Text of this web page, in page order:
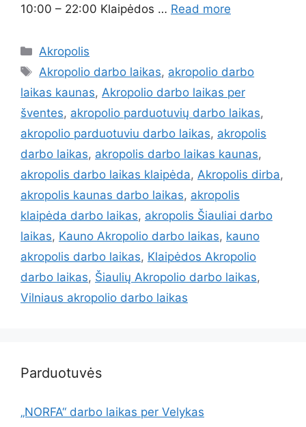
10:00 – 22:00 Klaipėdos … Read more
Akropolis
Akropolio darbo laikas, akropolio darbo
laikas kaunas, Akropolio darbo laikas per
šventes, akropolio parduotuvių darbo laikas,
akropolio parduotuviu darbo laikas, akropolis
darbo laikas, akropolis darbo laikas kaunas,
akropolis darbo laikas klaipėda, Akropolis dirba,
akropolis kaunas darbo laikas, akropolis
klaipėda darbo laikas, akropolis Šiauliai darbo
laikas, Kauno Akropolio darbo laikas, kauno
akropolis darbo laikas, Klaipėdos Akropolio
darbo laikas, Šiaulių Akropolio darbo laikas,
Vilniaus akropolio darbo laikas
Parduotuvės
„NORFA“ darbo laikas per Velykas